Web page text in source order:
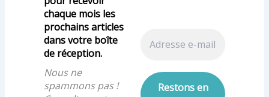
chaque mois les
prochains articles
dans votre boîte
de réception.
Nous ne
spammons pas !